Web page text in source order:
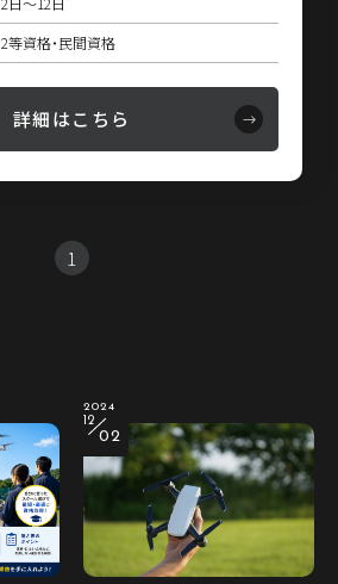
2等資格・民間資格
詳細はこちら
1
2024
12
02